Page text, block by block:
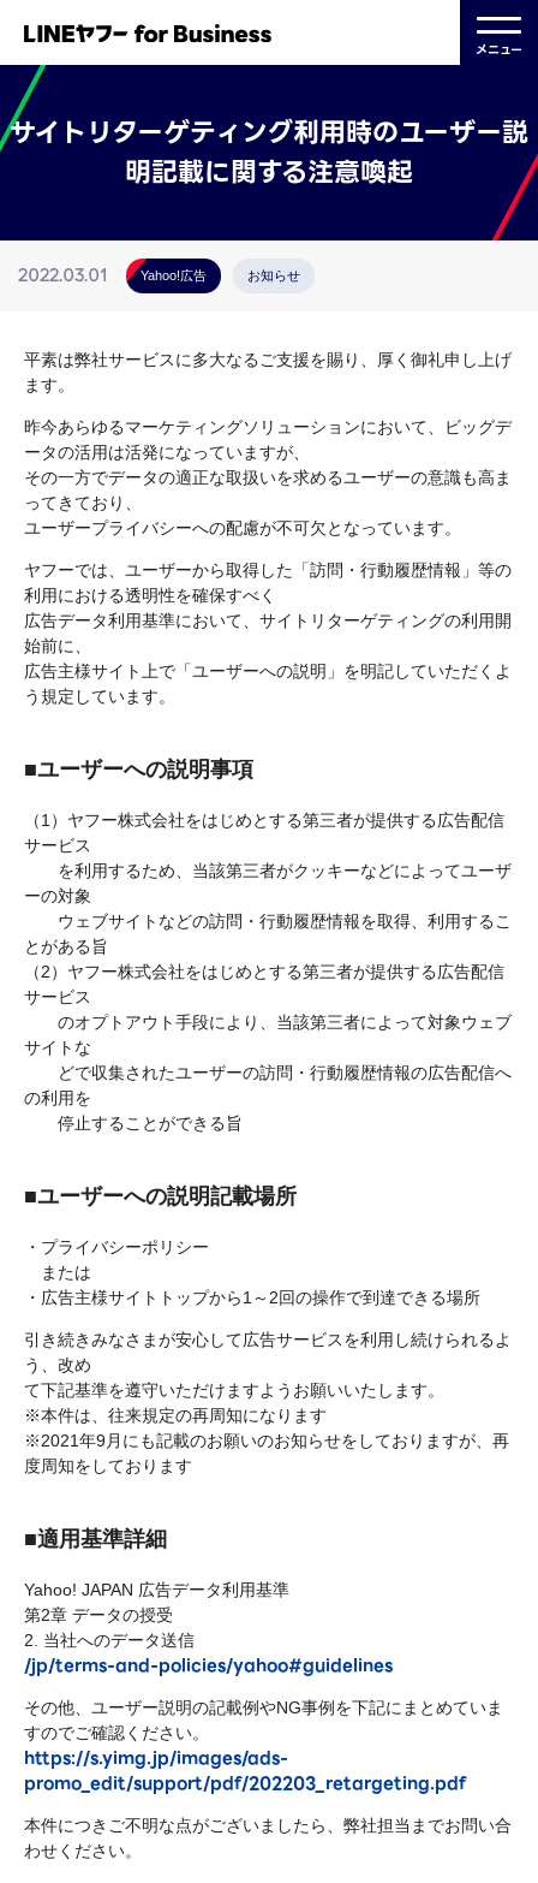
メニュー
サイトリターゲティング利用時のユーザー説
明記載に関する注意喚起
2022.03.01 Yahoo!広告 お知らせ
平素は弊社サービスに多大なるご支援を賜り、厚く御礼申し上げ
ます。
昨今あらゆるマーケティングソリューションにおいて、ビッグデ
ータの活用は活発になっていますが、
その一方でデータの適正な取扱いを求めるユーザーの意識も高ま
ってきており、
ユーザープライバシーへの配慮が不可欠となっています。
ヤフーでは、ユーザーから取得した「訪問・行動履歴情報」等の
利用における透明性を確保すべく
広告データ利用基準において、サイトリターゲティングの利用開
始前に、
広告主様サイト上で「ユーザーへの説明」を明記していただくよ
う規定しています。
■ユーザーへの説明事項
（1）ヤフー株式会社をはじめとする第三者が提供する広告配信
サービス
を利用するため、当該第三者がクッキーなどによってユーザ
ーの対象
ウェブサイトなどの訪問・行動履歴情報を取得、利用するこ
とがある旨
（2）ヤフー株式会社をはじめとする第三者が提供する広告配信
サービス
のオプトアウト手段により、当該第三者によって対象ウェブ
サイトな
どで収集されたユーザーの訪問・行動履歴情報の広告配信へ
の利用を
停止することができる旨
■ユーザーへの説明記載場所
・プライバシーポリシー
または
・広告主様サイトトップから1～2回の操作で到達できる場所
引き続きみなさまが安心して広告サービスを利用し続けられるよ
う、改め
て下記基準を遵守いただけますようお願いいたします。
※本件は、往来規定の再周知になります
※2021年9月にも記載のお願いのお知らせをしておりますが、再
度周知をしております
■適用基準詳細
Yahoo! JAPAN 広告データ利用基準
第2章 データの授受
2. 当社へのデータ送信
/jp/terms-and-policies/yahoo#guidelines
その他、ユーザー説明の記載例やNG事例を下記にまとめていま
すのでご確認ください。
https://s.yimg.jp/images/ads-
promo_edit/support/pdf/202203_retargeting.pdf
本件につきご不明な点がございましたら、弊社担当までお問い合
わせください。